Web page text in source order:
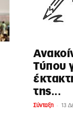
Τύπου
της...
Σύνταξη - 13